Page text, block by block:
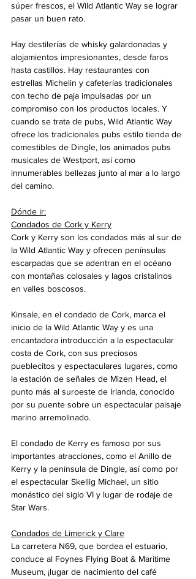
súper frescos, el Wild Atlantic Way se lograr
pasar un buen rato.
Hay destilerías de whisky galardonadas y
alojamientos impresionantes, desde faros
hasta castillos. Hay restaurantes con
estrellas Michelin y cafeterías tradicionales
con techo de paja impulsadas por un
compromiso con los productos locales. Y
cuando se trata de pubs, Wild Atlantic Way
ofrece los tradicionales pubs estilo tienda de
comestibles de Dingle, los animados pubs
musicales de Westport, así como
innumerables bellezas junto al mar a lo largo
del camino.
Dónde ir:
Condados de Cork y Kerry
Cork y Kerry son los condados más al sur de
la Wild Atlantic Way y ofrecen penínsulas
escarpadas que se adentran en el océano
con montañas colosales y lagos cristalinos
en valles boscosos.
Kinsale, en el condado de Cork, marca el
inicio de la Wild Atlantic Way y es una
encantadora introducción a la espectacular
costa de Cork, con sus preciosos
pueblecitos y espectaculares lugares, como
la estación de señales de Mizen Head, el
punto más al suroeste de Irlanda, conocido
por su puente sobre un espectacular paisaje
marino arremolinado.
El condado de Kerry es famoso por sus
importantes atracciones, como el Anillo de
Kerry y la península de Dingle, así como por
el espectacular Skellig Michael, un sitio
monástico del siglo VI y lugar de rodaje de
Star Wars.
Condados de Limerick y Clare
La carretera N69, que bordea el estuario,
conduce al Foynes Flying Boat & Maritime
Museum, ¡lugar de nacimiento del café